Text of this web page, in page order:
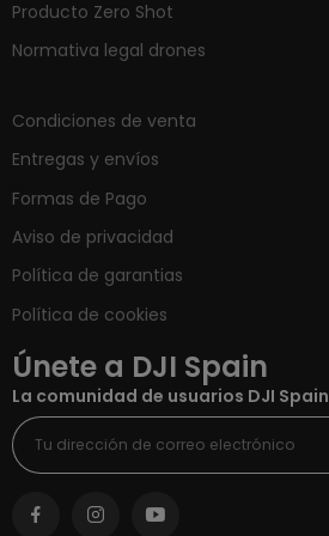
Producto Zero Shot
Normativa legal drones
Condiciones de venta
Entregas y envíos
Formas de Pago
Aviso de privacidad
Política de garantias
Política de cookies
Únete a DJI Spain
La comunidad de usuarios DJI Spain